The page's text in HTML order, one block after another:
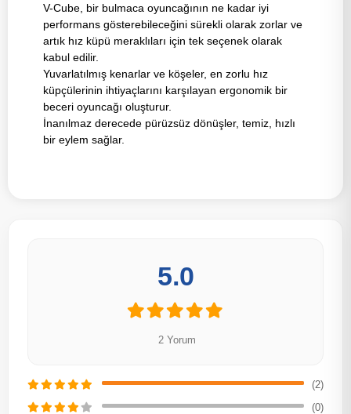
V-Cube, bir bulmaca oyuncağının ne kadar iyi
performans gösterebileceğini sürekli olarak zorlar ve
artık hız küpü meraklıları için tek seçenek olarak
kabul edilir.
Yuvarlatılmış kenarlar ve köşeler, en zorlu hız
küpçülerinin ihtiyaçlarını karşılayan ergonomik bir
beceri oyuncağı oluşturur.
İnanılmaz derecede pürüzsüz dönüşler, temiz, hızlı
bir eylem sağlar.
5.0
2 Yorum
(2)
(0)